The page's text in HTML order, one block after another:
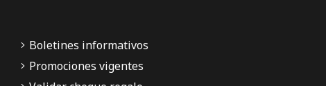
Boletines informativos
Promociones vigentes